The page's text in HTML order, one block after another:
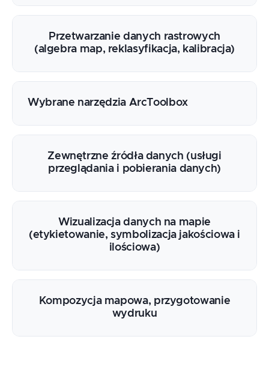
Przetwarzanie danych rastrowych
(algebra map, reklasyfikacja, kalibracja)
Wybrane narzędzia ArcToolbox
Zewnętrzne źródła danych (usługi
przeglądania i pobierania danych)
Wizualizacja danych na mapie
(etykietowanie, symbolizacja jakościowa i
ilościowa)
Kompozycja mapowa, przygotowanie
wydruku